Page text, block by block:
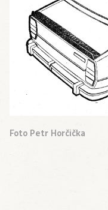
Foto Petr Horčička